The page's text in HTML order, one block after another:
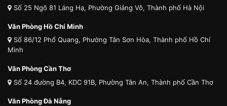
Số 25 Ngõ 81 Láng Hạ, Phường Giảng Võ, Thành phố Hà Nội
Văn Phòng Hồ Chí Minh
Số 86/12 Phổ Quang, Phường Tân Sơn Hòa, Thành phố Hồ Chí
Minh
Văn Phòng Cần Thơ
Số 24 đường B4, KDC 91B, Phường Tân An, Thành phố Cần Thơ
Văn Phòng Đà Nẵng